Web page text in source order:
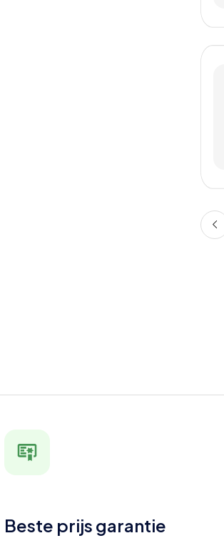
Beste prijs garantie